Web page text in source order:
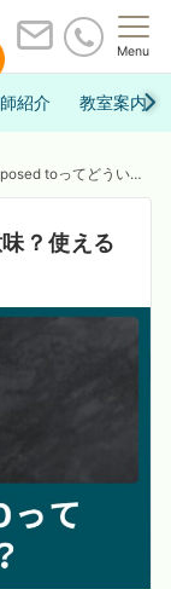
Menu
紹介 教室案内
どういう意味？使える英語表現と例文を紹介！
？使える